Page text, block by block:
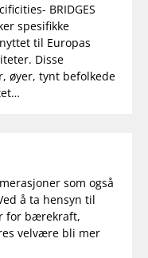
BRIDGES
spesifikke
til Europas
Disse
øyer, tynt befolkede
som også
å ta hensyn til
for bærekraft,
velvære bli mer